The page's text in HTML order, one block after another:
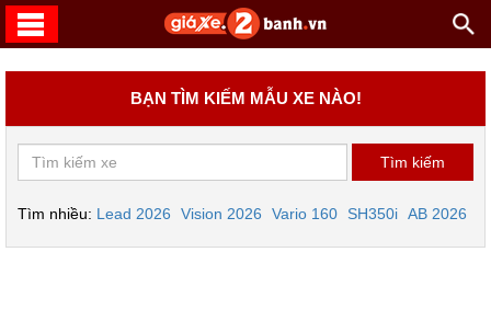
BẠN TÌM KIẾM MẪU XE NÀO!
Tìm nhiều: Lead 2026 Vision 2026 Vario 160 SH350i AB 2026